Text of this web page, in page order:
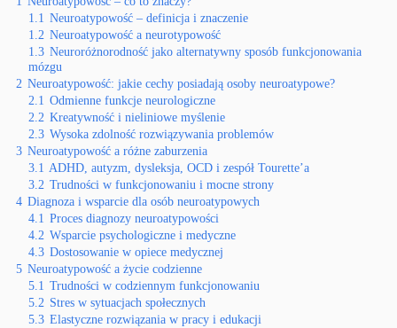
1.1 Neuroatypowość – definicja i znaczenie
1.2 Neuroatypowość a neurotypowość
1.3 Neuroróżnorodność jako alternatywny sposób funkcjonowania
mózgu
2 Neuroatypowość: jakie cechy posiadają osoby neuroatypowe?
2.1 Odmienne funkcje neurologiczne
2.2 Kreatywność i nieliniowe myślenie
2.3 Wysoka zdolność rozwiązywania problemów
3 Neuroatypowość a różne zaburzenia
3.1 ADHD, autyzm, dysleksja, OCD i zespół Tourette’a
3.2 Trudności w funkcjonowaniu i mocne strony
4 Diagnoza i wsparcie dla osób neuroatypowych
4.1 Proces diagnozy neuroatypowości
4.2 Wsparcie psychologiczne i medyczne
4.3 Dostosowanie w opiece medycznej
5 Neuroatypowość a życie codzienne
5.1 Trudności w codziennym funkcjonowaniu
5.2 Stres w sytuacjach społecznych
5.3 Elastyczne rozwiązania w pracy i edukacji